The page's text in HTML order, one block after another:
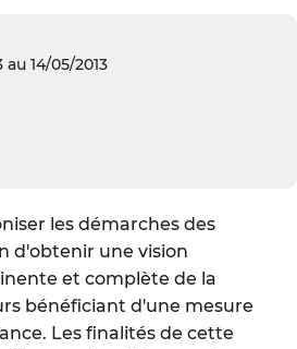
au 14/05/2013
les démarches des
d'obtenir une vision
et complète de la
bénéficiant d'une mesure
Les finalités de cette